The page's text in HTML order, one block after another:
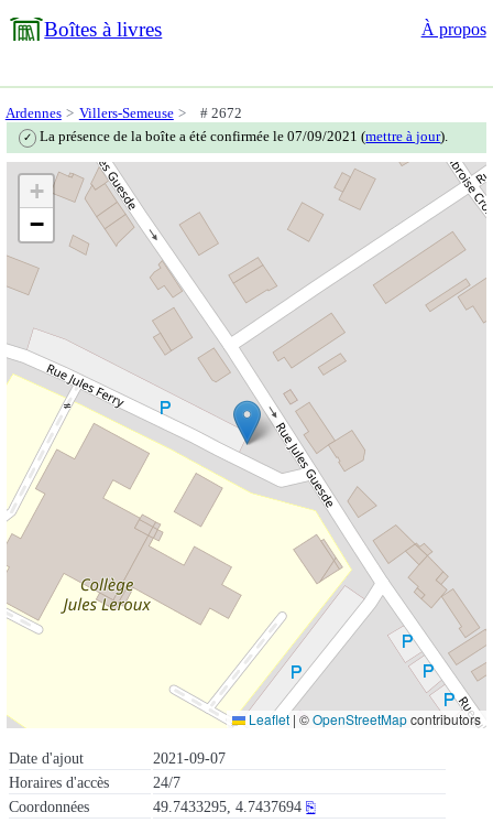
Boîtes à livres À propos
Ardennes Villers-Semeuse # 2672
✓ La présence de la boîte a été confirmée le 07/09/2021 (mettre à jour).
Date d'ajout
2021-09-07
Horaires d'accès
24/7
Coordonnées
49.7433295, 4.7437694 ⎘
+
−
Leaflet | ©OpenStreetMapcontributors